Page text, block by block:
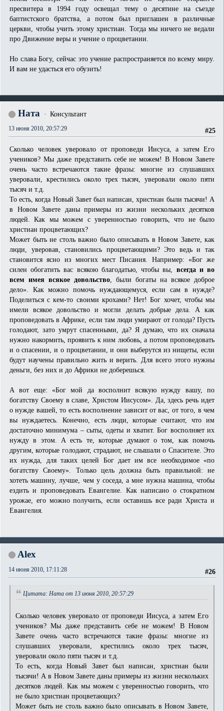
пресвитера в 1994 году освещал тему о десятине на съезде
баптистского братства, а потом был приглашен в различные
церкви, чтобы учить этому христиан. Тогда мы ничего не ведали
про Движение веры и учение о процветании.
Но слава Богу, сейчас это учение распространяется по всему миру.
И вам не удасться его обузить!
Ната Консультант
#25
13 июня 2010, 20:57:29
Сколько человек уверовало от проповеди Иисуса, а затем Его
учеников? Мы даже представить себе не можем! В Новом Завете
очень часто встречаются такие фразы: многие из слушавших
уверовали, крестились около трех тысяч, уверовали около пяти
тысяч и т.д.
То есть, когда Новый Завет был написан, христиан были тысячи! А
в Новом Завете даны примеры из жизни нескольких десятков
людей. Как мы можем с уверенностью говорить, что не было
христиан процветающих?
Может быть не столь важно было описывать в Новом Завете, как
люди, уверовав, становились процветающими? Это ведь и так
становится ясно из многих мест Писания. Например: «Бог же
силен обогатить вас всякою благодатью, чтобы вы, всегда и во
всем имея всякое довольство, были богаты на всякое доброе
дело». Как можно помочь нуждающемуся, если сам в нужде?
Поделиться с кем-то своими крохами? Нет! Бог хочет, чтобы мы
имели всякое довольство и могли делать добрые дела. А как
проповедовать в Африке, если там люди умирают от голода? Пусть
голодают, зато умрут спасенными, да? Я думаю, что их сначала
нужно накормить, проявить к ним любовь, а потом проповедовать
и о спасении, и о процветании, и они выберутся из нищеты, если
будут научены правильно жить и верить. Для всего этого нужны
деньги, без них и до Африки не доберешься.
А вот еще: «Бог мой да восполнит всякую нужду вашу, по
богатству Своему в славе, Христом Иисусом». Да, здесь речь идет
о нужде вашей, то есть восполнение зависит от вас, от того, в чем
вы нуждаетесь. Конечно, есть люди, которые считают, что им
достаточно минимума – сыты, одеты и хватит. Бог восполняет их
нужду в этом. А есть те, которые думают о том, как помочь
другим, которые голодают, страдают, не слышали о Спасителе. Это
их нужда, для таких целей Бог дает им все необходимое «по
богатству Своему». Только цель должна быть правильной: не
хотеть машину, лучше, чем у соседа, а мне нужна машина, чтобы
ездить и проповедовать Евангелие. Как написано о стократном
урожае, его можно получить, если оставишь все ради Христа и
Евангелия.
Alex
#26
14 июня 2010, 17:11:28
Цитата: Ната от 13 июня 2010, 20:57:29
Сколько человек уверовало от проповеди Иисуса, а затем Его
учеников? Мы даже представить себе не можем! В Новом
Завете очень часто встречаются такие фразы: многие из
слушавших уверовали, крестились около трех тысяч,
уверовали около пяти тысяч и т.д.
То есть, когда Новый Завет был написан, христиан были
тысячи! А в Новом Завете даны примеры из жизни нескольких
десятков людей. Как мы можем с уверенностью говорить, что
не было христиан процветающих?
Может быть не столь важно было описывать в Новом Завете,